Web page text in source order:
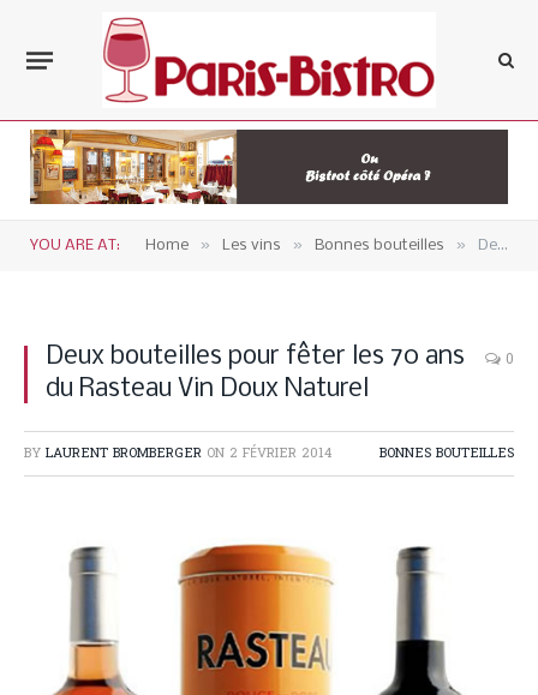
YOU ARE AT: Home » Les vins » Bonnes bouteilles » Deux bouteilles pour fêter les 70 ans du Rasteau Vin Doux Naturel
Deux bouteilles pour fêter les 70 ans
du Rasteau Vin Doux Naturel
0
BY LAURENT BROMBERGER ON 2 FÉVRIER 2014 BONNES BOUTEILLES